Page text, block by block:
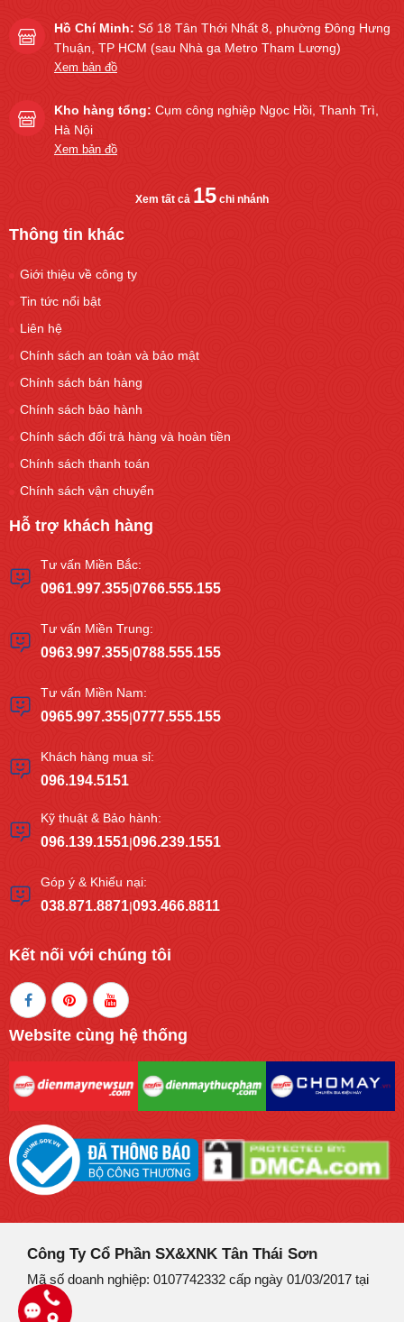
Hồ Chí Minh: Số 18 Tân Thới Nhất 8, phường Đông Hưng
Thuận, TP HCM (sau Nhà ga Metro Tham Lương)
Xem bản đồ
Kho hàng tổng: Cụm công nghiệp Ngọc Hồi, Thanh Trì,
Hà Nội
Xem bản đồ
Xem tất cả 15 chi nhánh
Thông tin khác
Giới thiệu về công ty
Tin tức nổi bật
Liên hệ
Chính sách an toàn và bảo mật
Chính sách bán hàng
Chính sách bảo hành
Chính sách đổi trả hàng và hoàn tiền
Chính sách thanh toán
Chính sách vận chuyển
Hỗ trợ khách hàng
Tư vấn Miền Bắc:
0961.997.355|0766.555.155
Tư vấn Miền Trung:
0963.997.355|0788.555.155
Tư vấn Miền Nam:
0965.997.355|0777.555.155
Khách hàng mua sỉ:
096.194.5151
Kỹ thuật & Bảo hành:
096.139.1551|096.239.1551
Góp ý & Khiếu nại:
038.871.8871|093.466.8811
Kết nối với chúng tôi
Website cùng hệ thống
Công Ty Cổ Phần SX&XNK Tân Thái Sơn
Mã số doanh nghiệp: 0107742332 cấp ngày 01/03/2017 tại
Hà Nội